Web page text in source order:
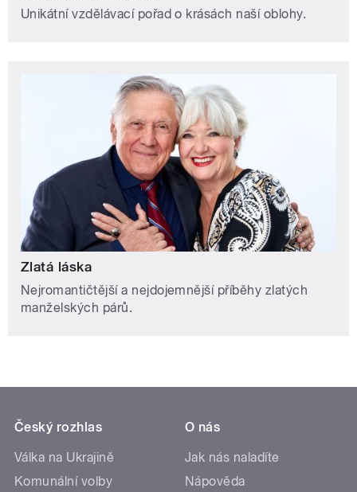
Unikátní vzdělávací pořad o krásách naší oblohy.
Zlatá láska
Nejromantičtější a nejdojemnější příběhy zlatých
manželských párů.
Český rozhlas
Válka na Ukrajině
Komunální volby
O nás
Jak nás naladíte
Nápověda